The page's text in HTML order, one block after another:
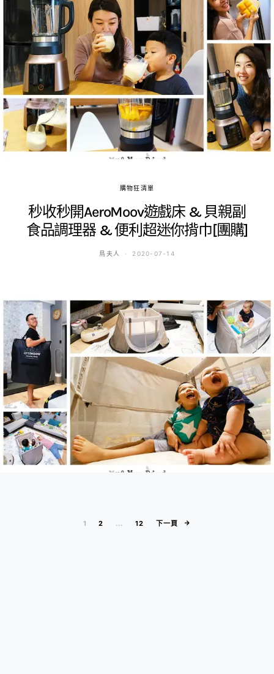
購物狂清單
秒收秒開AeroMoov遊戲床 & 貝親副
食品調理器 & 便利超迷你揹巾[團購]
鳥夫人 2020-07-14
文章分頁
1 2 ... 12 下一頁